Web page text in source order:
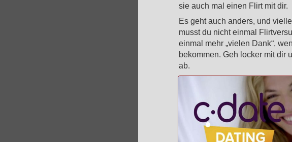
sie auch mal einen Flirt mit dir.
Es geht auch anders, und
musst du nicht einmal
einmal mehr „vielen Dank“,
bekommen. Geh locker mit dir
ab.